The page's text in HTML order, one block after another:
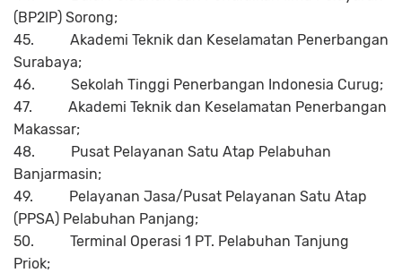
(BP2IP) Sorong;
45.
Akademi Teknik dan Keselamatan Penerbangan
Surabaya;
46.
Sekolah Tinggi Penerbangan Indonesia Curug;
47.
Akademi Teknik dan Keselamatan Penerbangan
Makassar;
48.
Pusat Pelayanan Satu Atap Pelabuhan
Banjarmasin;
49.
Pelayanan Jasa/Pusat Pelayanan Satu Atap
(PPSA) Pelabuhan Panjang;
50.
Terminal Operasi 1 PT. Pelabuhan Tanjung
Priok;